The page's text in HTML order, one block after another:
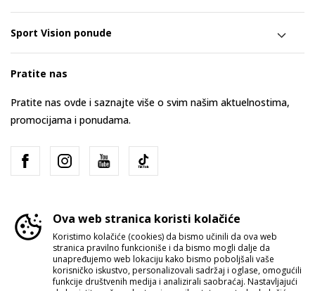
Sport Vision ponude
Pratite nas
Pratite nas ovde i saznajte više o svim našim aktuelnostima,
promocijama i ponudama.
Srbija Promenite
Ova web stranica koristi kolačiće
Koristimo kolačiće (cookies) da bismo učinili da ova web
stranica pravilno funkcioniše i da bismo mogli dalje da
unapređujemo web lokaciju kako bismo poboljšali vaše
korisničko iskustvo, personalizovali sadržaj i oglase, omogućili
funkcije društvenih medija i analizirali saobraćaj. Nastavljajući